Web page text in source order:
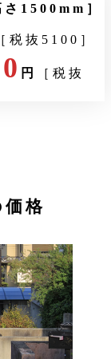
さ1500mm ］
［税抜5100］
円
［税抜
格